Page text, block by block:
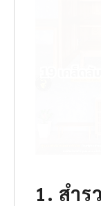
1. สำร